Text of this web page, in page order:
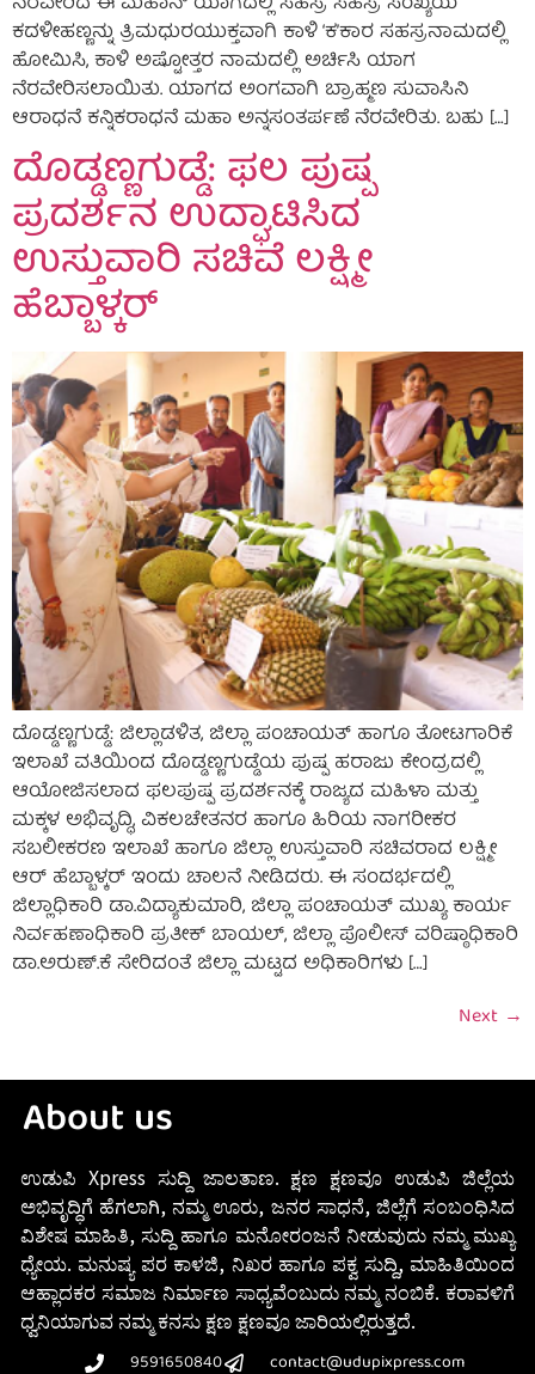
ಕದಳೀಹಣ್ಣನ್ನು ತ್ರಿಮಧುರಯುಕ್ತವಾಗಿ ಕಾಳಿ ‘ಕ’ಕಾರ ಸಹಸ್ರನಾಮದಲ್ಲಿ
ಹೋಮಿಸಿ, ಕಾಳಿ ಅಷ್ಟೋತ್ತರ ನಾಮದಲ್ಲಿ ಅರ್ಚಿಸಿ ಯಾಗ
ನೆರವೇರಿಸಲಾಯಿತು. ಯಾಗದ ಅಂಗವಾಗಿ ಬ್ರಾಹ್ಮಣ ಸುವಾಸಿನಿ
ಆರಾಧನೆ ಕನ್ನಿಕರಾಧನೆ ಮಹಾ ಅನ್ನಸಂತರ್ಪಣೆ ನೆರವೇರಿತು. ಬಹು […]
ದೊಡ್ಡಣ್ಣಗುಡ್ಡೆ: ಫಲ ಪುಷ್ಪ
ಪ್ರದರ್ಶನ ಉದ್ಘಾಟಿಸಿದ
ಉಸ್ತುವಾರಿ ಸಚಿವೆ ಲಕ್ಷ್ಮೀ
ಹೆಬ್ಬಾಳ್ಕರ್
ದೊಡ್ಡಣ್ಣಗುಡ್ಡೆ: ಜಿಲ್ಲಾಡಳಿತ, ಜಿಲ್ಲಾ ಪಂಚಾಯತ್ ಹಾಗೂ ತೋಟಗಾರಿಕೆ
ಇಲಾಖೆ ವತಿಯಿಂದ ದೊಡ್ಡಣ್ಣಗುಡ್ಡೆಯ ಪುಷ್ಪ ಹರಾಜು ಕೇಂದ್ರದಲ್ಲಿ
ಆಯೋಜಿಸಲಾದ ಫಲಪುಷ್ಪ ಪ್ರದರ್ಶನಕ್ಕೆ ರಾಜ್ಯದ ಮಹಿಳಾ ಮತ್ತು
ಮಕ್ಕಳ ಅಭಿವೃದ್ಧಿ, ವಿಕಲಚೇತನರ ಹಾಗೂ ಹಿರಿಯ ನಾಗರೀಕರ
ಸಬಲೀಕರಣ ಇಲಾಖೆ ಹಾಗೂ ಜಿಲ್ಲಾ ಉಸ್ತುವಾರಿ ಸಚಿವರಾದ ಲಕ್ಷ್ಮೀ
ಆರ್ ಹೆಬ್ಬಾಳ್ಕರ್ ಇಂದು ಚಾಲನೆ ನೀಡಿದರು. ಈ ಸಂದರ್ಭದಲ್ಲಿ
ಜಿಲ್ಲಾಧಿಕಾರಿ ಡಾ.ವಿದ್ಯಾಕುಮಾರಿ, ಜಿಲ್ಲಾ ಪಂಚಾಯತ್ ಮುಖ್ಯ ಕಾರ್ಯ
ನಿರ್ವಹಣಾಧಿಕಾರಿ ಪ್ರತೀಕ್ ಬಾಯಲ್, ಜಿಲ್ಲಾ ಪೊಲೀಸ್ ವರಿಷ್ಠಾಧಿಕಾರಿ
ಡಾ.ಅರುಣ್.ಕೆ ಸೇರಿದಂತೆ ಜಿಲ್ಲಾ ಮಟ್ಟದ ಅಧಿಕಾರಿಗಳು […]
Next →
About us
ಉಡುಪಿ Xpress ಸುದ್ದಿ ಜಾಲತಾಣ. ಕ್ಷಣ ಕ್ಷಣವೂ ಉಡುಪಿ ಜಿಲ್ಲೆಯ
ಅಭಿವೃದ್ಧಿಗೆ ಹೆಗಲಾಗಿ, ನಮ್ಮ ಊರು, ಜನರ ಸಾಧನೆ, ಜಿಲ್ಲೆಗೆ ಸಂಬಂಧಿಸಿದ
ವಿಶೇಷ ಮಾಹಿತಿ, ಸುದ್ದಿ ಹಾಗೂ ಮನೋರಂಜನೆ ನೀಡುವುದು ನಮ್ಮ ಮುಖ್ಯ
ಧ್ಯೇಯ. ಮನುಷ್ಯ ಪರ ಕಾಳಜಿ, ನಿಖರ ಹಾಗೂ ಪಕ್ವ ಸುದ್ದಿ, ಮಾಹಿತಿಯಿಂದ
ಆಹ್ಲಾದಕರ ಸಮಾಜ ನಿರ್ಮಾಣ ಸಾಧ್ಯವೆಂಬುದು ನಮ್ಮ ನಂಬಿಕೆ. ಕರಾವಳಿಗೆ
ಧ್ವನಿಯಾಗುವ ನಮ್ಮ ಕನಸು ಕ್ಷಣ ಕ್ಷಣವೂ ಜಾರಿಯಲ್ಲಿರುತ್ತದೆ.
9591650840
contact@udupixpress.com